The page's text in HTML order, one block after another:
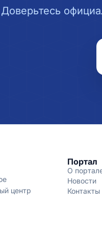
Доверьтесь
центр
Портал
О
Новости
Контакты